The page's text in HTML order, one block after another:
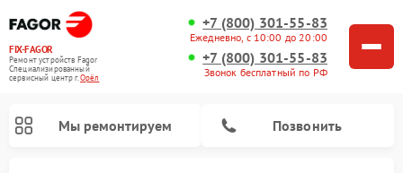
FIX-FAGOR
Ремонт устройств Fagor
Специализированный
cервисный центр г.Орёл
+7 (800) 301-55-83
Ежедневно, с 10:00 до 20:00
+7 (800) 301-55-83
Звонок бесплатный по РФ
Мы ремонтируем Позвонить